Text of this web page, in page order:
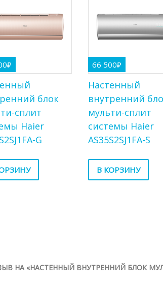
₽
блок
сплит
Haier
G
66 500₽
Настенный
внутренний
мульти-сплит
системы Haier
AS35S2SJ1FA-S
В КОРЗИНУ
НА «НАСТЕННЫЙ ВНУТРЕННИЙ БЛОК